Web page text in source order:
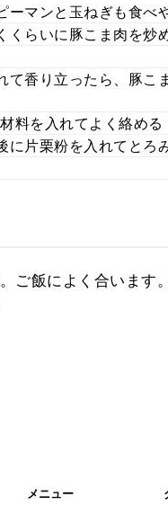
マンと玉ねぎも食べ
らいに豚こま肉を炒
香り立ったら、豚こ
料を入れてよく絡める
片栗粉を入れてとろ
飯によく合います
メニュー